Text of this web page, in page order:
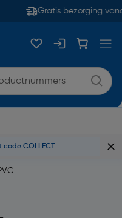
Gratis bezorging
COLLECT